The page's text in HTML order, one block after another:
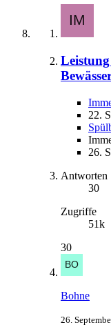
22.
26.
Antworten
30
Zugriffe
51k
30
Bohne
26.